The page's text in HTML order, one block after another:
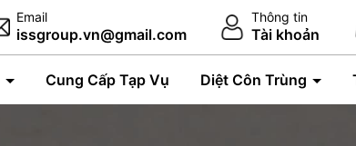
Email
issgroup.vn@gmail.com
Thông tin
Tài khoản
Cung Cấp Tạp Vụ Diệt Côn Trùng